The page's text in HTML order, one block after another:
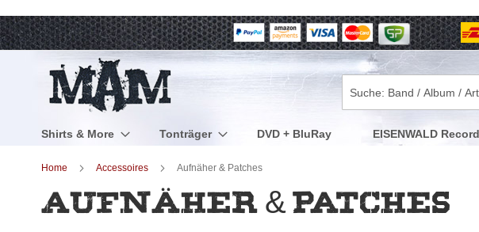
Direkt
Inhalt
Shirts & More
Tonträger DVD + BluRay EISENWALD
Home Accessoires Aufnäher & Patches
Aufnäher & Patches